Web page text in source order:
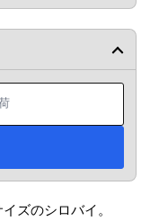
ズのシロバイ。